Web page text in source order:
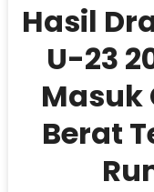
Hasil
U-23
Masuk
Berat